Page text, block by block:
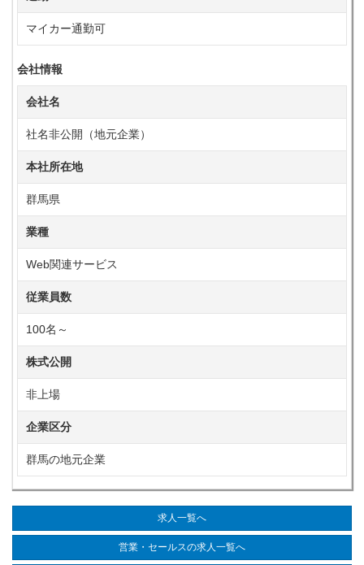
マイカー通勤可
会社情報
会社名
社名非公開（地元企業）
本社所在地
群馬県
業種
Web関連サービス
従業員数
100名～
株式公開
非上場
企業区分
群馬の地元企業
求人一覧へ
営業・セールスの求人一覧へ